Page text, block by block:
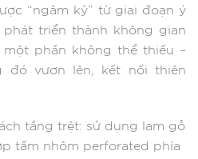
“ngâm kỹ” từ giai đoạn ý
triển thành không gian
một phần không thể thiếu –
đó vươn lên, kết nối thiên
tầng trệt: sử dụng lam gỗ
tấm nhôm perforated phía